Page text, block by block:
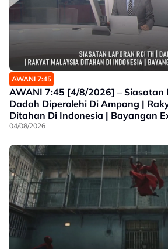
AWANI 7:45
AWANI 7:45 [4/8/2026] – Siasatan
Dadah Diperolehi Di Ampang |
Ditahan Di Indonesia | Bayangan
Sembilan
04/08/2026